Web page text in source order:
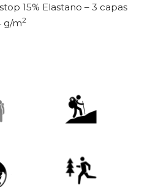
15% Elastano – 3 capas
g/m2